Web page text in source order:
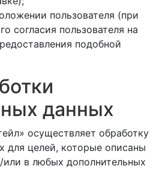
пользователя (при
согласия пользователя на
подобной
данных
осуществляет обработку
для целей, которые описаны
в любых дополнительных